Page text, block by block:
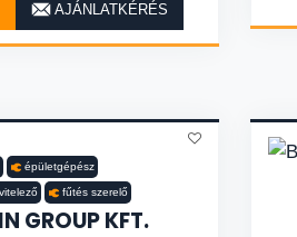
AJÁNLATKÉRÉS
épületgépész
fűtés szerelő
GROUP KFT.